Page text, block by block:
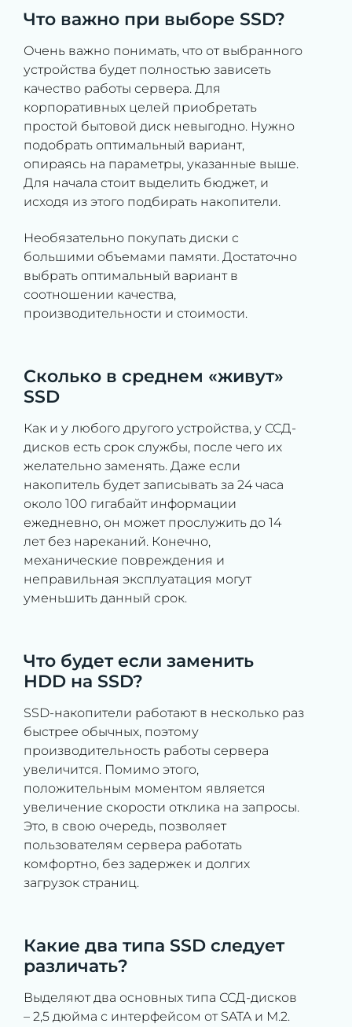
Что важно при выборе SSD?
Очень важно понимать, что от выбранного
устройства будет полностью зависеть
качество работы сервера. Для
корпоративных целей приобретать
простой бытовой диск невыгодно. Нужно
подобрать оптимальный вариант,
опираясь на параметры, указанные выше.
Для начала стоит выделить бюджет, и
исходя из этого подбирать накопители.
Необязательно покупать диски с
большими объемами памяти. Достаточно
выбрать оптимальный вариант в
соотношении качества,
производительности и стоимости.
Сколько в среднем «живут»
SSD
Как и у любого другого устройства, у ССД-
дисков есть срок службы, после чего их
желательно заменять. Даже если
накопитель будет записывать за 24 часа
около 100 гигабайт информации
ежедневно, он может прослужить до 14
лет без нареканий. Конечно,
механические повреждения и
неправильная эксплуатация могут
уменьшить данный срок.
Что будет если заменить
HDD на SSD?
SSD-накопители работают в несколько раз
быстрее обычных, поэтому
производительность работы сервера
увеличится. Помимо этого,
положительным моментом является
увеличение скорости отклика на запросы.
Это, в свою очередь, позволяет
пользователям сервера работать
комфортно, без задержек и долгих
загрузок страниц.
Какие два типа SSD следует
различать?
Выделяют два основных типа ССД-дисков
– 2,5 дюйма с интерфейсом от SATA и М.2.